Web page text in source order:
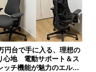
円台で手に入る、理想の
心地 電動サポート＆ス
ッチ機能が魅力のエルゴ